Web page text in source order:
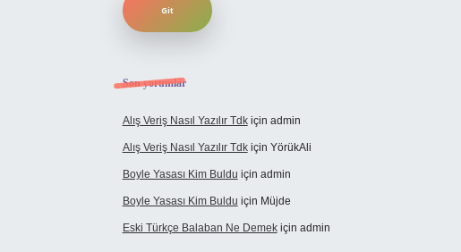
Son yorumlar
Alış Veriş Nasıl Yazılır Tdkiçin admin
Alış Veriş Nasıl Yazılır Tdkiçin YörükAli
Boyle Yasası Kim Buldu için admin
Boyle Yasası Kim Buldu için Müjde
Eski Türkçe Balaban Ne Demekiçin admin